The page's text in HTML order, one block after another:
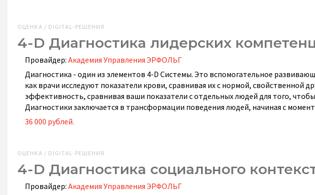
ОЦЕНКА / DIGITAL-РЕШЕНИЯ
4-D Диагностика лидерских
Провайдер: Академия Управления ЭРФОЛЬГ
Диагностика - один из элементов 4-D Системы. Это вспомогательное
как врачи исследуют показатели крови, сравнивая их с нормой, свойственной
эффективность, сравнивая ваши показатели с отдельных людей для того,
Диагностики заключается в трансформации поведения людей, начиная с
36 000 рублей.
ОЦЕНКА / DIGITAL-РЕШЕНИЯ
4-D Диагностика социального
Провайдер: Академия Управления ЭРФОЛЬГ